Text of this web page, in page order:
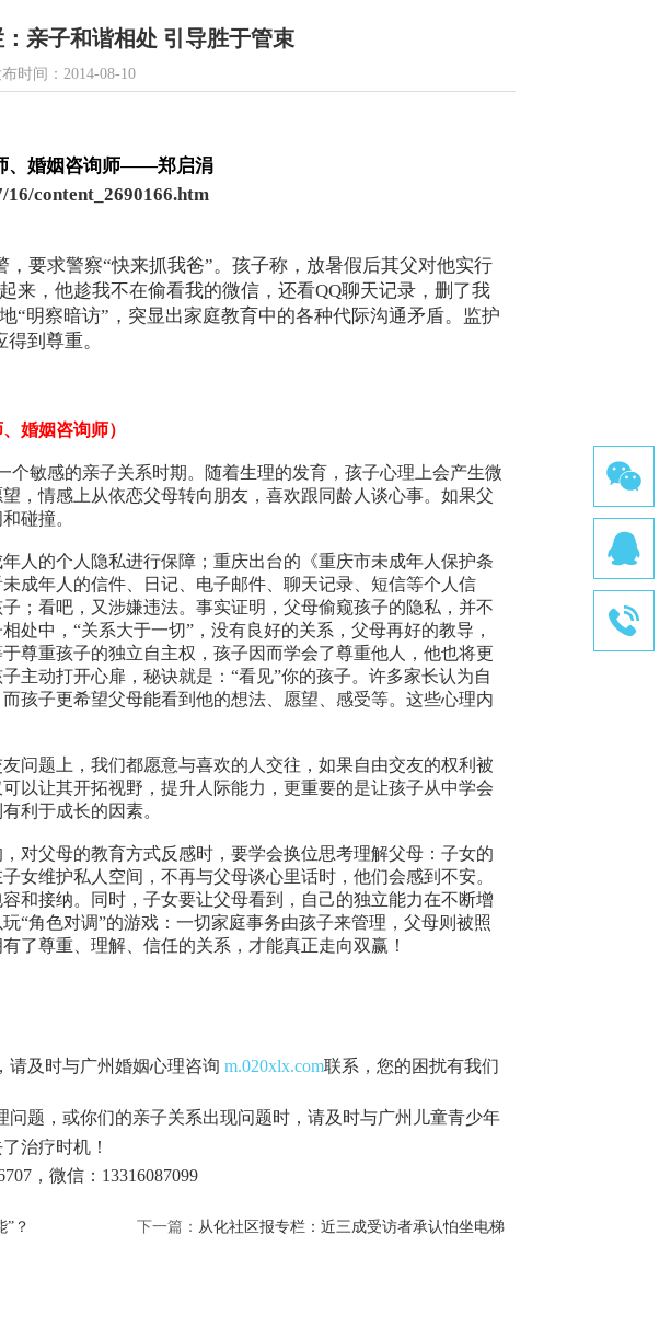
：亲子和谐相处 引导胜于管束
时间：2014-08-10
、婚姻咨询师——郑启涓
content_2690166.htm
，要求警察“快来抓我爸”。孩子称，放暑假后其父对他实行
来，他趁我不在偷看我的微信，还看QQ聊天记录，删了我
“明察暗访”，突显出家庭教育中的各种代际沟通矛盾。监护
到尊重。
婚姻咨询师）
敏感的亲子关系时期。随着生理的发育，孩子心理上会产生微
，情感上从依恋父母转向朋友，喜欢跟同龄人谈心事。如果父
碰撞。
人的个人隐私进行保障；重庆出台的《重庆市未成年人保护条
成年人的信件、日记、电子邮件、聊天记录、短信等个人信
；看吧，又涉嫌违法。事实证明，父母偷窥孩子的隐私，并不
处中，“关系大于一切”，没有良好的关系，父母再好的教导，
尊重孩子的独立自主权，孩子因而学会了尊重他人，他也将更
主动打开心扉，秘诀就是：“看见”你的孩子。许多家长认为自
孩子更希望父母能看到他的想法、愿望、感受等。这些心理内
问题上，我们都愿意与喜欢的人交往，如果自由交友的权利被
以让其开拓视野，提升人际能力，更重要的是让孩子从中学会
利于成长的因素。
对父母的教育方式反感时，要学会换位思考理解父母：子女的
女维护私人空间，不再与父母谈心里话时，他们会感到不安。
和接纳。同时，子女要让父母看到，自己的独立能力在不断增
“角色对调”的游戏：一切家庭事务由孩子来管理，父母则被照
了尊重、理解、信任的关系，才能真正走向双赢！
请及时与广州婚姻心理咨询 m.020xlx.com联系，您的困扰有我们
题，或你们的亲子关系出现问题时，请及时与广州儿童青少年
治疗时机！
，微信：13316087099
”？ 下一篇： 从化社区报专栏：近三成受访者承认怕坐电梯